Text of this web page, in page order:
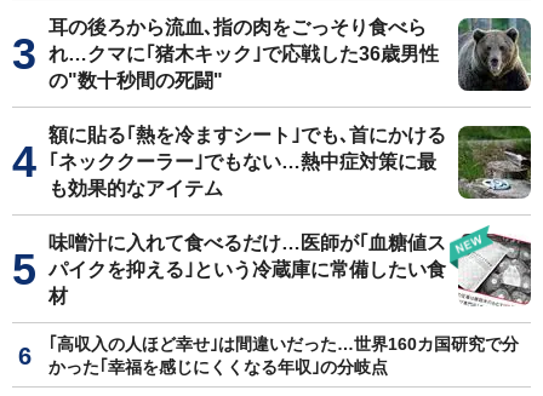
耳の後ろから流血､指の肉をごっそり食べら
れ…クマに｢猪木キック｣で応戦した36歳男性
の"数十秒間の死闘"
額に貼る｢熱を冷ますシート｣でも､首にかける
｢ネッククーラー｣でもない…熱中症対策に最
も効果的なアイテム
味噌汁に入れて食べるだけ…医師が｢血糖値ス
パイクを抑える｣という冷蔵庫に常備したい食
材
｢高収入の人ほど幸せ｣は間違いだった…世界160カ国研究で分
かった｢幸福を感じにくくなる年収｣の分岐点